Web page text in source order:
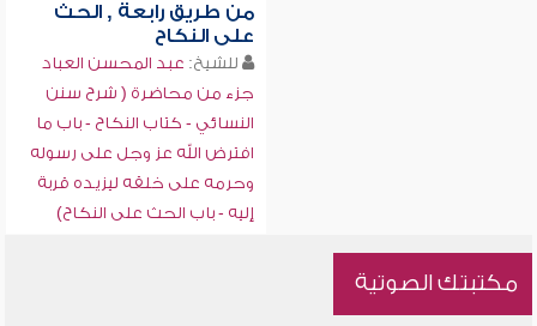
من طريق رابعة , الحث
على النكاح
للشيخ: عبد المحسن العباد
جزء من محاضرة ( شرح سنن
النسائي - كتاب النكاح - باب ما
افترض الله عز وجل على رسوله
وحرمه على خلقه ليزيده قربة
إليه - باب الحث على النكاح)
مكتبتك الصوتية